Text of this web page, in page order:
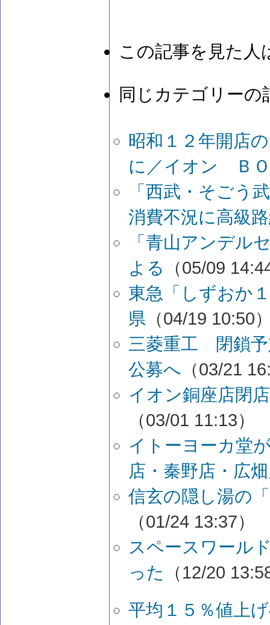
この記事を見た人
同じカテゴリーの
昭和１２年開店
に／イオン Ｂ
「西武・そご
消費不況に高級
「青山アンデル
よる
（05/09
東急「しずおか
県 （04/19 10:50
三菱重工 閉鎖予
公募へ （03/21
イオン銅座店閉
（03/01 11:13）
イトーヨーカ堂
店・秦野店・広
信玄の隠し湯の
（01/24 13:37）
スペースワール
った
（12/20
平均１５％値上